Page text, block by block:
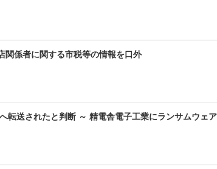
関係者に関する市税等の情報を口外
転送されたと判断 ～ 精電舎電子工業にランサムウェ